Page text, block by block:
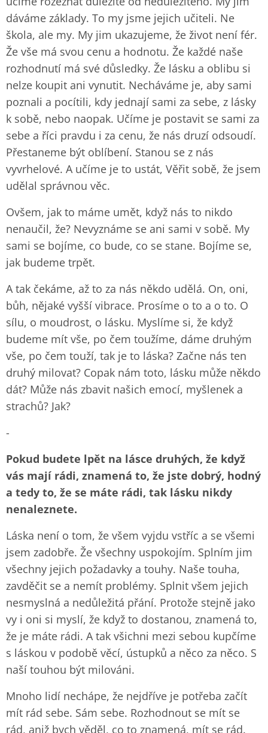
dáváme základy. To my jsme jejich učiteli. Ne
škola, ale my. My jim ukazujeme, že život není fér.
Že vše má svou cenu a hodnotu. Že každé naše
rozhodnutí má své důsledky. Že lásku a oblibu si
nelze koupit ani vynutit. Necháváme je, aby sami
poznali a pocítili, kdy jednají sami za sebe, z lásky
k sobě, nebo naopak. Učíme je postavit se sami za
sebe a říci pravdu i za cenu, že nás druzí odsoudí.
Přestaneme být oblíbení. Stanou se z nás
vyvrhelové. A učíme je to ustát, Věřit sobě, že jsem
udělal správnou věc.
Ovšem, jak to máme umět, když nás to nikdo
nenaučil, že? Nevyznáme se ani sami v sobě. My
sami se bojíme, co bude, co se stane. Bojíme se,
jak budeme trpět.
A tak čekáme, až to za nás někdo udělá. On, oni,
bůh, nějaké vyšší vibrace. Prosíme o to a o to. O
sílu, o moudrost, o lásku. Myslíme si, že když
budeme mít vše, po čem toužíme, dáme druhým
vše, po čem touží, tak je to láska? Začne nás ten
druhý milovat? Copak nám toto, lásku může někdo
dát? Může nás zbavit našich emocí, myšlenek a
strachů? Jak?
-
Pokud budete lpět na lásce druhých, že když
vás mají rádi, znamená to, že jste dobrý, hodný
a tedy to, že se máte rádi, tak lásku nikdy
nenaleznete.
Láska není o tom, že všem vyjdu vstříc a se všemi
jsem zadobře. Že všechny uspokojím. Splním jim
všechny jejich požadavky a touhy. Naše touha,
zavděčit se a nemít problémy. Splnit všem jejich
nesmyslná a nedůležitá přání. Protože stejně jako
vy i oni si myslí, že když to dostanou, znamená to,
že je máte rádi. A tak všichni mezi sebou kupčíme
s láskou v podobě věcí, ústupků a něco za něco. S
naší touhou být milováni.
Mnoho lidí nechápe, že nejdříve je potřeba začít
mít rád sebe. Sám sebe. Rozhodnout se mít se
rád, aniž bych věděl, co to znamená, mít se rád.